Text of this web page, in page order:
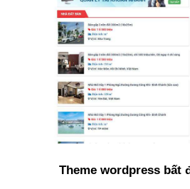
Theme wordpress bất